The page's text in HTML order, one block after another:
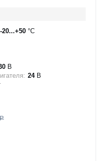
-20...+50 °C
В
24В